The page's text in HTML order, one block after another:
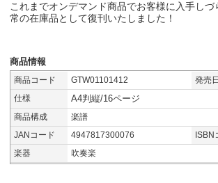
これまでオンデマンド商品でお客様に入手し
常の在庫品として復刊いたしました！
商品情報
商品コード GTW01101412 発売日
仕様
A4判縦/16ページ
商品構成
楽譜
JANコード
4947817300076 ISBN
楽器
吹奏楽